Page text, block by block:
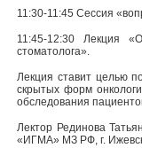
11:30-11:45 Сессия
11:45-12:30 Лекция
стоматолога».
Лекция ставит целью
скрытых форм
обследования
Лектор Рединова
«ИГМА» МЗ РФ, г.